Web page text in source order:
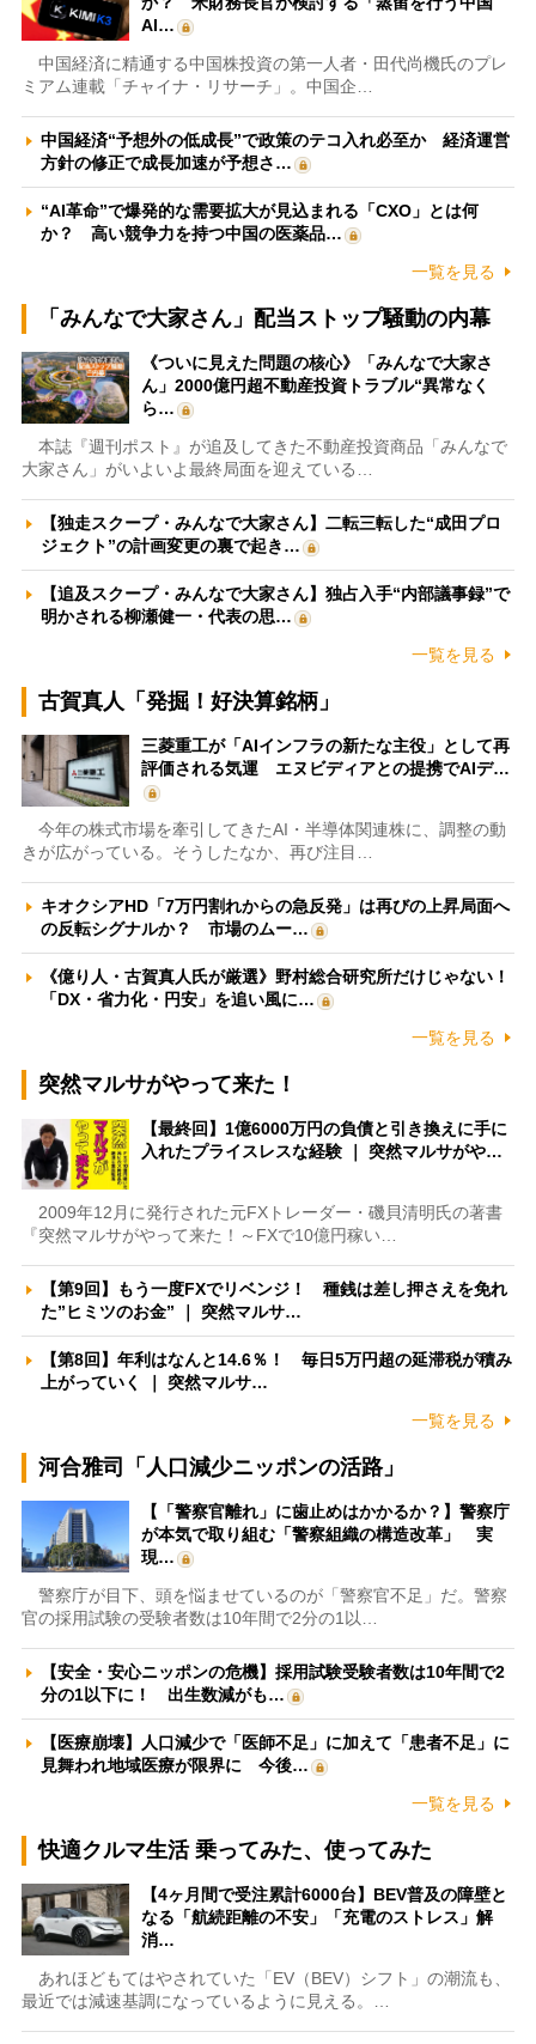
AI…
中国経済に精通する中国株投資の第一人者・田代尚機氏のプレ
ミアム連載「チャイナ・リサーチ」。中国企…
中国経済“予想外の低成長”で政策のテコ入れ必至か 経済運営
方針の修正で成長加速が予想さ…
“AI革命”で爆発的な需要拡大が見込まれる「CXO」とは何
か？ 高い競争力を持つ中国の医薬品…
一覧を見る
「みんなで大家さん」配当ストップ騒動の内幕
《ついに見えた問題の核心》「みんなで大家さ
ん」2000億円超不動産投資トラブル“異常なく
ら…
本誌『週刊ポスト』が追及してきた不動産投資商品「みんなで
大家さん」がいよいよ最終局面を迎えている…
【独走スクープ・みんなで大家さん】二転三転した“成田プロ
ジェクト”の計画変更の裏で起き…
【追及スクープ・みんなで大家さん】独占入手“内部議事録”で
明かされる柳瀬健一・代表の思…
一覧を見る
古賀真人「発掘！好決算銘柄」
三菱重工が「AIインフラの新たな主役」として再
評価される気運 エヌビディアとの提携でAIデ…
今年の株式市場を牽引してきたAI・半導体関連株に、調整の動
きが広がっている。そうしたなか、再び注目…
キオクシアHD「7万円割れからの急反発」は再びの上昇局面へ
の反転シグナルか？ 市場のムー…
《億り人・古賀真人氏が厳選》野村総合研究所だけじゃない！
「DX・省力化・円安」を追い風に…
一覧を見る
突然マルサがやって来た！
【最終回】1億6000万円の負債と引き換えに手に
入れたプライスレスな経験 ｜ 突然マルサがや…
2009年12月に発行された元FXトレーダー・磯貝清明氏の著書
『突然マルサがやって来た！～FXで10億円稼い…
【第9回】もう一度FXでリベンジ！ 種銭は差し押さえを免れ
た”ヒミツのお金” ｜ 突然マルサ…
【第8回】年利はなんと14.6％！ 毎日5万円超の延滞税が積み
上がっていく ｜ 突然マルサ…
一覧を見る
河合雅司「人口減少ニッポンの活路」
【「警察官離れ」に歯止めはかかるか？】警察庁
が本気で取り組む「警察組織の構造改革」 実
現…
警察庁が目下、頭を悩ませているのが「警察官不足」だ。警察
官の採用試験の受験者数は10年間で2分の1以…
【安全・安心ニッポンの危機】採用試験受験者数は10年間で2
分の1以下に！ 出生数減がも…
【医療崩壊】人口減少で「医師不足」に加えて「患者不足」に
見舞われ地域医療が限界に 今後…
一覧を見る
快適クルマ生活 乗ってみた、使ってみた
【4ヶ月間で受注累計6000台】BEV普及の障壁と
なる「航続距離の不安」「充電のストレス」解
消…
あれほどもてはやされていた「EV（BEV）シフト」の潮流も、
最近では減速基調になっているように見える。…